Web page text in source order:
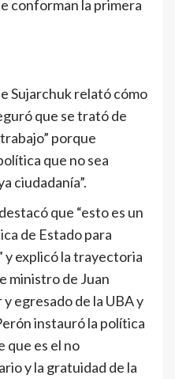
conforman la primera
Sujarchuk relató cómo
que se trató de
porque
que no sea
ciudadanía”.
que “esto es un
de Estado para
y explicó la trayectoria
ministro de Juan
egresado de la UBA y
instauró la política
que es el no
y la gratuidad de la